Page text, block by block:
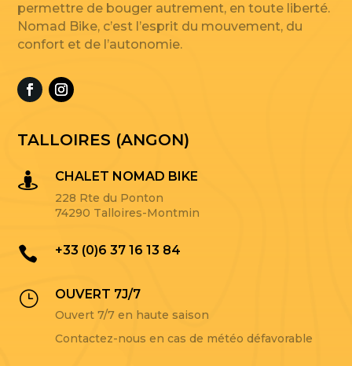
permettre de bouger autrement, en toute liberté.
Nomad Bike, c’est l’esprit du mouvement, du
confort et de l’autonomie.
TALLOIRES (ANGON)
 CHALET NOMAD BIKE
228 Rte du Ponton
74290 Talloires-Montmin
 +33 (0)6 37 16 13 84
} OUVERT 7J/7
Ouvert 7/7 en haute saison
Contactez-nous en cas de météo défavorable